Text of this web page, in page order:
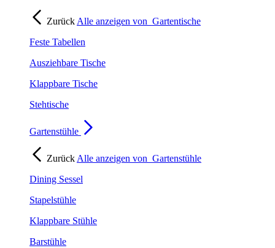
Zurück Alle anzeigen von Gartentische
Feste Tabellen
Ausziehbare Tische
Klappbare Tische
Stehtische
Gartenstühle
Zurück Alle anzeigen von Gartenstühle
Dining Sessel
Stapelstühle
Klappbare Stühle
Barstühle